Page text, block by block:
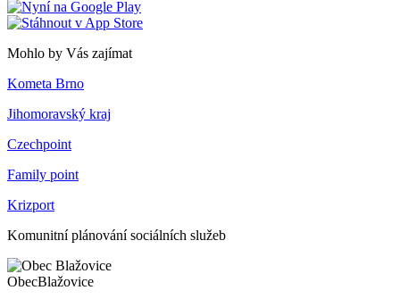
Mohlo by Vás zajímat
Kometa Brno
Jihomoravský kraj
Czechpoint
Family point
Krizport
Komunitní plánování sociálních služeb
ObecBlažovice